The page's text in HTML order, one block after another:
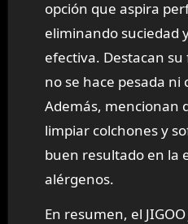
opción que aspira
eliminando suciedad
efectiva. Destacan
no se hace pesada ni
Además, mencionan
limpiar colchones y
buen resultado en la
alérgenos.
En resumen, el